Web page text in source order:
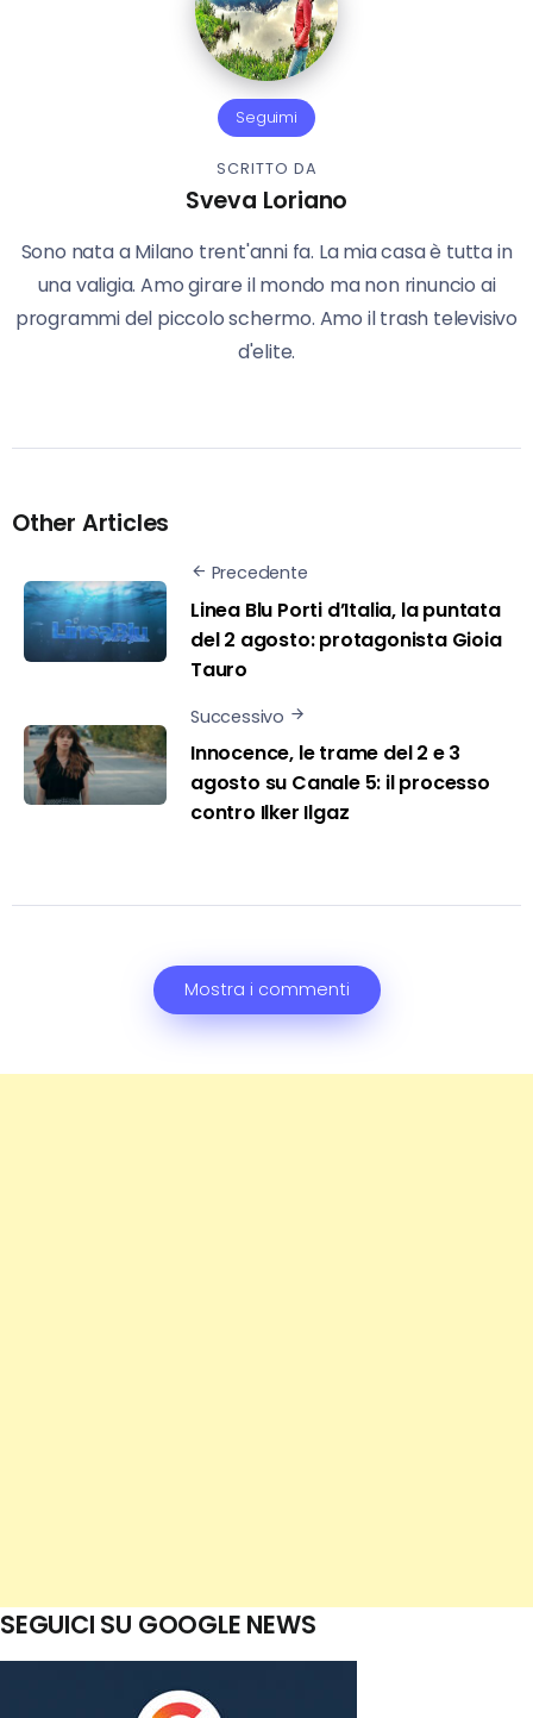
Seguimi
SCRITTO DA
Sveva Loriano
Sono nata a Milano trent'anni fa. La mia casa è tutta in
una valigia. Amo girare il mondo ma non rinuncio ai
programmi del piccolo schermo. Amo il trash televisivo
d'elite.
Other Articles
Precedente
Linea Blu Porti d’Italia, la puntata
del 2 agosto: protagonista Gioia
Tauro
Successivo
Innocence, le trame del 2 e 3
agosto su Canale 5: il processo
contro Ilker Ilgaz
Mostra i commenti
SEGUICI SU GOOGLE NEWS